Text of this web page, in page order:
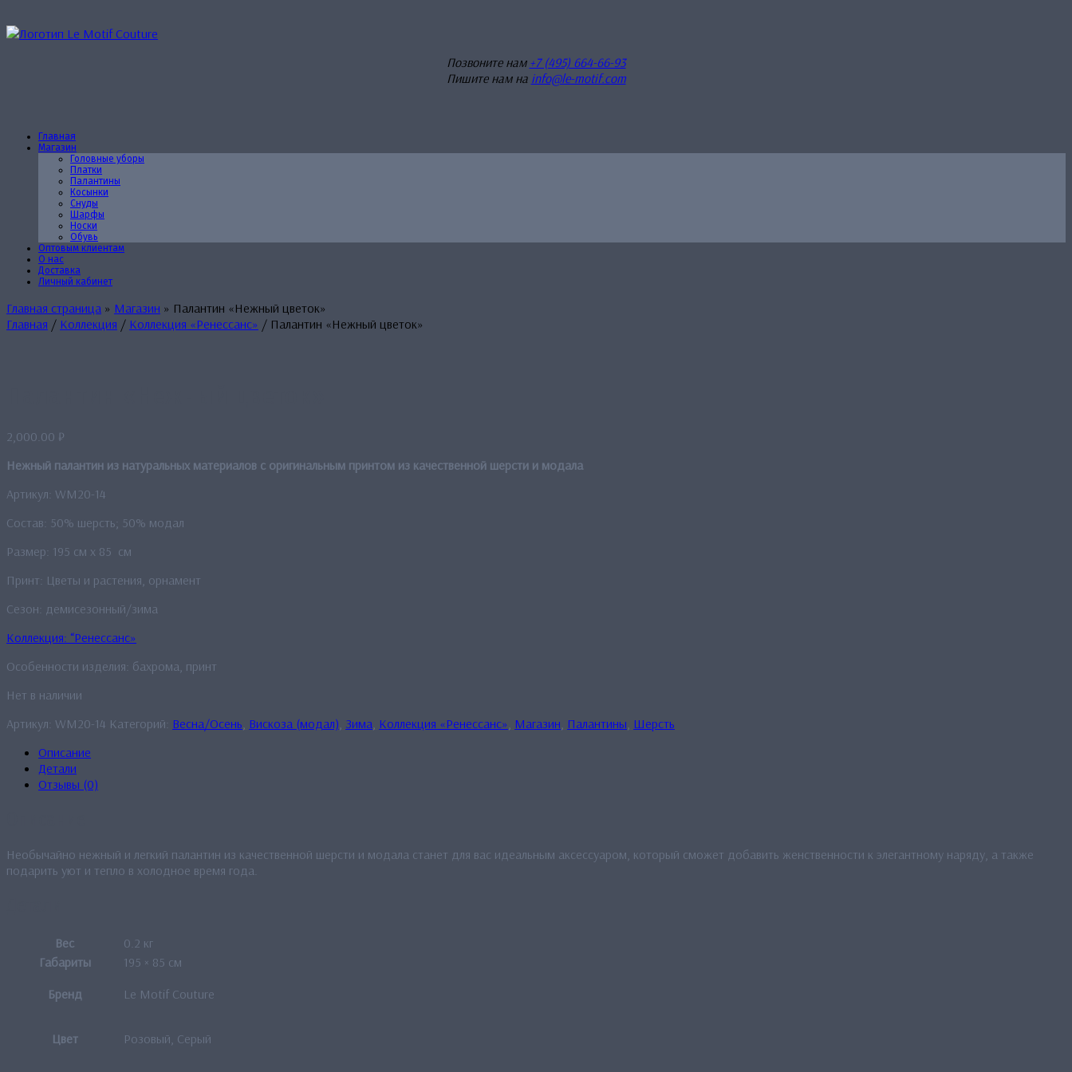
к
Позвоните нам +7 (495) 664-66-93
Пишите нам на info@le-motif.com
Главная
Магазин
Головные уборы
Платки
Палантины
Косынки
Снуды
Шарфы
Носки
Обувь
Оптовым клиентам
О нас
Доставка
Личный кабинет
Главная страница » Магазин » Палантин «Нежный цветок»
Главная / Коллекция / Коллекция «Ренессанс» / Палантин «Нежный цветок»
2,000.00 ₽
Нежный палантин из натуральных материалов с оригинальным принтом из качественной шерсти и модала
Артикул: WM20-14
Состав: 50% шерсть; 50% модал
Размер: 195 см x 85 см
Принт: Цветы и растения, орнамент
Сезон: демисезонный/зима
Коллекция: “Ренессанс»
Особенности изделия: бахрома, принт
Нет в наличии
Артикул: WM20-14 Категорий: Весна/Осень Вискоза (модал) Зима Коллекция «Ренессанс» Магазин Палантины Шерсть
Описание
Детали
Отзывы (0)
Необычайно нежный и легкий палантин из качественной шерсти и модала станет для вас идеальным аксессуаром, который сможет добавить женственности к элегантному наряду, а также
подарить уют и тепло в холодное время года.
Вес
0.2 кг
Габариты
195 × 85 см
Бренд
Le Motif Couture
Цвет Розовый, Серый